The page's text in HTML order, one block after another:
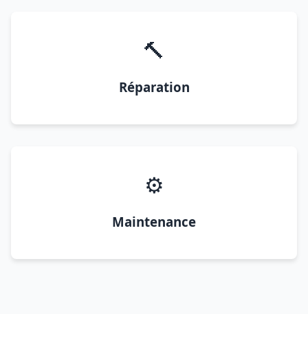
🔨
Réparation
⚙️
Maintenance